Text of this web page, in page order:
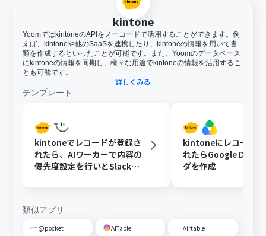
kintone
YoomではkintoneのAPIをノーコードで活用することができます。例
えば、kintoneや他のSaaSを連携したり、kintoneの情報を用いて書
類を作成するといったことが可能です。また、Yoomのデータベース
にkintoneの情報を同期し、様々な用途でkintoneの情報を活用するこ
とも可能です。
詳しくみる
テンプレート
kintoneでレコードが登録さ
れたら、AIワーカーで内容の
優先度設定を行いとSlackで
kintoneにレコード
れたらGoogle Drive
ダを作成
類似アプリ
@pocket AITable Airtable